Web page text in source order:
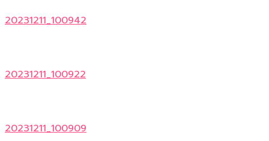
20231211_100942
20231211_100922
20231211_100909